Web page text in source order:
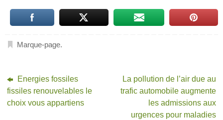
Marque-page.
Energies fossiles
fissiles renouvelables le
choix vous appartiens
La pollution de l’air due au
trafic automobile augmente
les admissions aux
urgences pour maladies